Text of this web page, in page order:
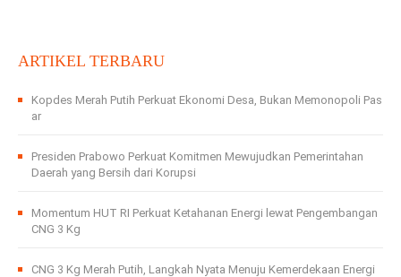
ARTIKEL TERBARU
Kopdes Merah Putih Perkuat Ekonomi Desa, Bukan Memonopoli Pas
ar
Presiden Prabowo Perkuat Komitmen Mewujudkan Pemerintahan
Daerah yang Bersih dari Korupsi
Momentum HUT RI Perkuat Ketahanan Energi lewat Pengembangan
CNG 3 Kg
CNG 3 Kg Merah Putih, Langkah Nyata Menuju Kemerdekaan Energi